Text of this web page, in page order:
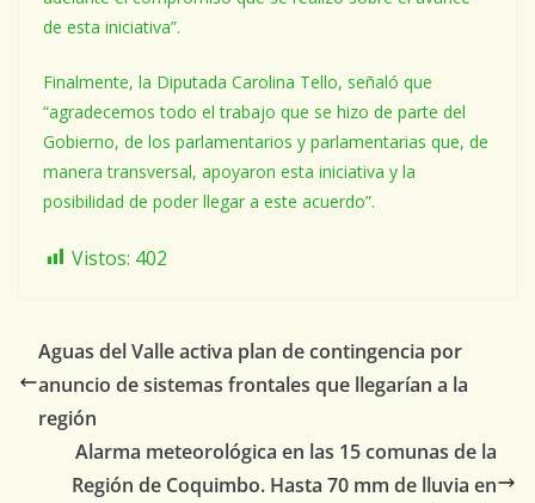
de esta iniciativa”.
Finalmente, la Diputada Carolina Tello, señaló que
“agradecemos todo el trabajo que se hizo de parte del
Gobierno, de los parlamentarios y parlamentarias que, de
manera transversal, apoyaron esta iniciativa y la
posibilidad de poder llegar a este acuerdo”.
Vistos: 402
Aguas del Valle activa plan de contingencia por
anuncio de sistemas frontales que llegarían a la
región
Alarma meteorológica en las 15 comunas de la
Región de Coquimbo. Hasta 70 mm de lluvia en